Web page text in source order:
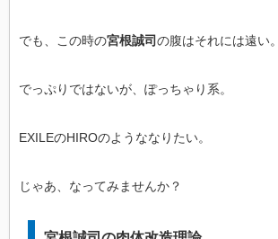
でも、この時の宮根誠司の腹はそれには遠い。
でっぷりではないが、ぽっちゃり系。
EXILEのHIROのようななりたい。
じゃあ、なってみませんか？